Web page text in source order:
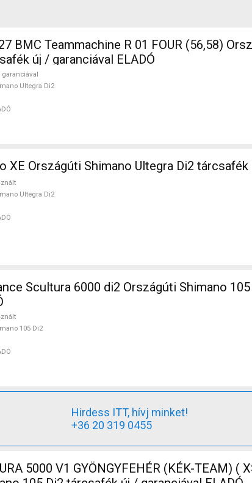
BMC Teammachine R 01 FOUR (56,58)
új / garanciával ELADÓ
Ultegra Di2
XE Országúti Shimano Ultegra Di2 tárcsafék
Ultegra Di2
Scultura 6000 di2 Országúti Shimano
105 Di2
Hirdess ITT, hívj minket!
+36 20 319 0455
5000 V1 GYÖNGYFEHÉR (KÉK-TEAM) (